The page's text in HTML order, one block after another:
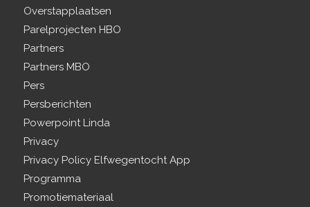
Overstapplaatsen
Parelprojecten HBO
Partners
Partners MBO
Pers
Persberichten
Powerpoint Linda
Privacy
Privacy Policy Elfwegentocht App
Programma
Promotiemateriaal